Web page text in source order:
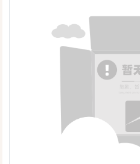
我的胸膛《精神守望》溪流百折千
骇浪的梦想雄鹰搏击长空俯视着大
水滴石穿时间与耐力的融合点燃了
才能熠熠闪光《归隐》一条静谧的
张，激流万丈一片纯洁的落叶也会
归根”诺言许由洗耳，对我没有意
2022年度诗歌奖等多项奖项。诗
城市书单获奖图书。池中，一叶残
是观点池和水都是佐证的材料季节
构建美学的空间 磨砺的岩壁，虽
子虽不再娇嫩欲滴，但暗香尚浮风
生与死的哲学都有风骨的内涵。一
取悦残留的红，更显风华 枯萎不
出星光波影只有荒凉的陷阱，能淹